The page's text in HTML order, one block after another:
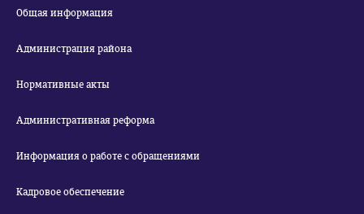
Общая информация
Администрация района
Нормативные акты
Административная реформа
Информация о работе с обращениями
Кадровое обеспечение